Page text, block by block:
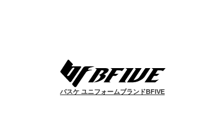
バスケ ユニフォームブランドBFIVE